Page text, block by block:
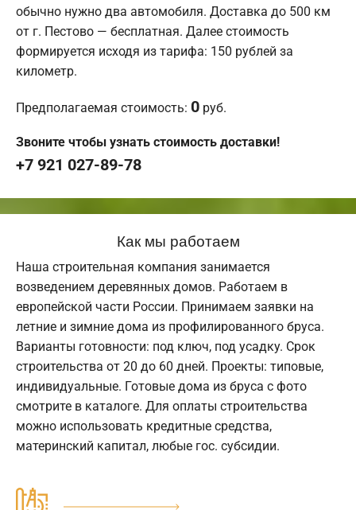
обычно нужно два автомобиля. Доставка до 500 км
от г. Пестово — бесплатная. Далее стоимость
формируется исходя из тарифа: 150 рублей за
километр.
Предполагаемая стоимость: 0 руб.
Звоните чтобы узнать стоимость доставки!
+7 921 027-89-78
Как мы работаем
Наша строительная компания занимается
возведением деревянных домов. Работаем в
европейской части России. Принимаем заявки на
летние и зимние дома из профилированного бруса.
Варианты готовности: под ключ, под усадку. Срок
строительства от 20 до 60 дней. Проекты: типовые,
индивидуальные. Готовые дома из бруса с фото
смотрите в каталоге. Для оплаты строительства
можно использовать кредитные средства,
материнский капитал, любые гос. субсидии.